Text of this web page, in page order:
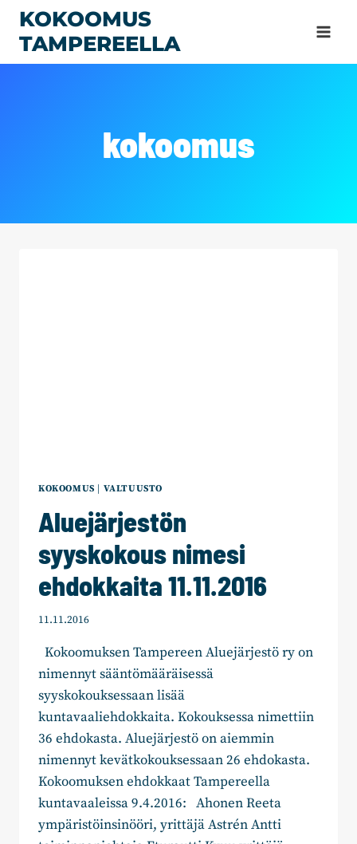
Siirry
sisältöön
KOKOOMUS
TAMPEREELLA
kokoomus
KOKOOMUS | VALTUUSTO
Aluejärjestön
syyskokous nimesi
ehdokkaita 11.11.2016
11.11.2016
Kokoomuksen Tampereen Aluejärjestö ry on
nimennyt sääntömääräisessä
syyskokouksessaan lisää
kuntavaaliehdokkaita. Kokouksessa nimettiin
36 ehdokasta. Aluejärjestö on aiemmin
nimennyt kevätkokouksessaan 26 ehdokasta.
Kokoomuksen ehdokkaat Tampereella
kuntavaaleissa 9.4.2016: Ahonen Reeta
ympäristöinsinööri, yrittäjä Astrén Antti